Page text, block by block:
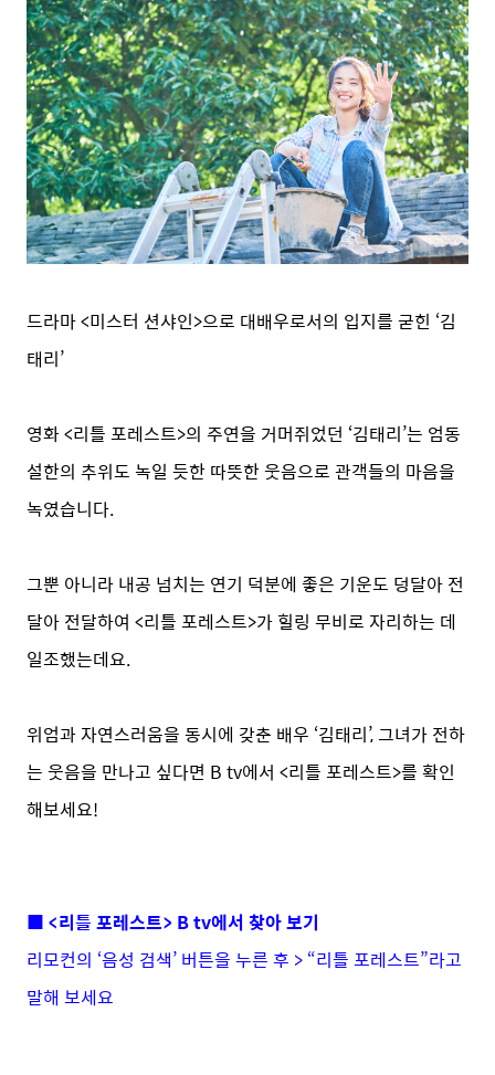
드라마 <미스터 션샤인>으로 대배우로서의 입지를 굳힌 ‘김
태리’
영화 <리틀 포레스트>의 주연을 거머쥐었던 ‘김태리’는 엄동
설한의 추위도 녹일 듯한 따뜻한 웃음으로 관객들의 마음을
녹였습니다.
그뿐 아니라 내공 넘치는 연기 덕분에 좋은 기운도 덩달아 전
달아 전달하여 <리틀 포레스트>가 힐링 무비로 자리하는 데
일조했는데요.
위엄과 자연스러움을 동시에 갖춘 배우 ‘김태리’, 그녀가 전하
는 웃음을 만나고 싶다면 B tv에서 <리틀 포레스트>를 확인
해보세요!
■ <리틀 포레스트> B tv에서 찾아 보기
리모컨의 ‘음성 검색’ 버튼을 누른 후 > “리틀 포레스트”라고
말해 보세요